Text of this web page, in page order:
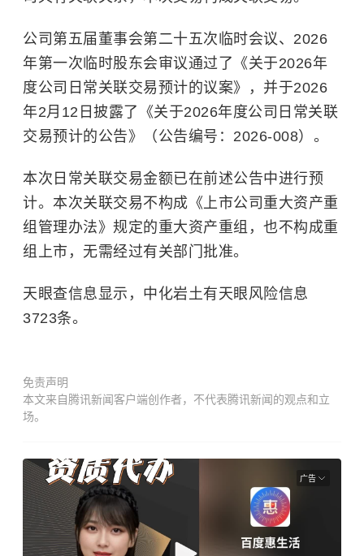
公司第五届董事会第二十五次临时会议、2026
年第一次临时股东会审议通过了《关于2026年
度公司日常关联交易预计的议案》，并于2026
年2月12日披露了《关于2026年度公司日常关联
交易预计的公告》（公告编号：2026-008）。
本次日常关联交易金额已在前述公告中进行预
计。本次关联交易不构成《上市公司重大资产重
组管理办法》规定的重大资产重组，也不构成重
组上市，无需经过有关部门批准。
天眼查信息显示，中化岩土有天眼风险信息
3723条。
免责声明
本文来自腾讯新闻客户端创作者，不代表腾讯新闻的观点和立
场。
广告